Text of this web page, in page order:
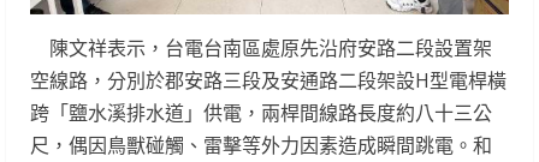
陳文祥表示，台電台南區處原先沿府安路二段設置架
空線路，分別於郡安路三段及安通路二段架設H型電桿橫
跨「鹽水溪排水道」供電，兩桿間線路長度約八十三公
尺，偶因鳥獸碰觸、雷擊等外力因素造成瞬間跳電。和